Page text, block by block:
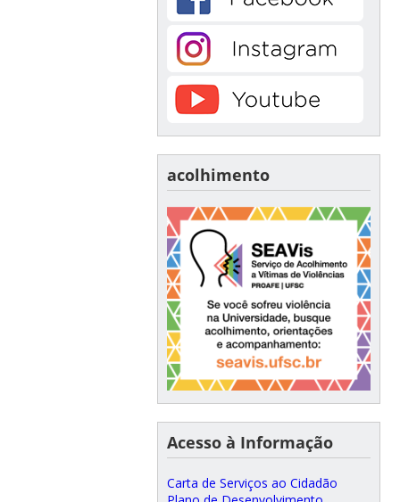
acolhimento
Acesso à Informação
Carta de Serviços ao Cidadão